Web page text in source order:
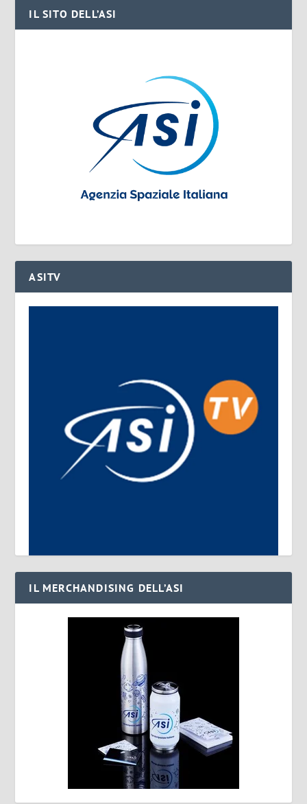
IL SITO DELL’ASI
ASITV
IL MERCHANDISING DELL’ASI